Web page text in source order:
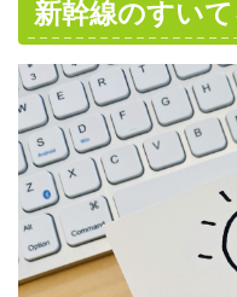
新幹線のすい